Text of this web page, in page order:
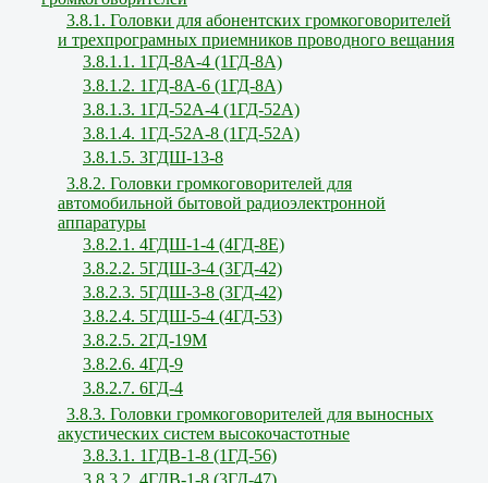
3.8.1. Головки для абонентских громкоговорителей
и трехпрограмных приемников проводного вещания
3.8.1.1. 1ГД-8А-4 (1ГД-8А)
3.8.1.2. 1ГД-8А-6 (1ГД-8А)
3.8.1.3. 1ГД-52А-4 (1ГД-52А)
3.8.1.4. 1ГД-52А-8 (1ГД-52А)
3.8.1.5. 3ГДШ-13-8
3.8.2. Головки громкоговорителей для
автомобильной бытовой радиоэлектронной
аппаратуры
3.8.2.1. 4ГДШ-1-4 (4ГД-8Е)
3.8.2.2. 5ГДШ-3-4 (3ГД-42)
3.8.2.3. 5ГДШ-3-8 (3ГД-42)
3.8.2.4. 5ГДШ-5-4 (4ГД-53)
3.8.2.5. 2ГД-19М
3.8.2.6. 4ГД-9
3.8.2.7. 6ГД-4
3.8.3. Головки громкоговорителей для выносных
акустических систем высокочастотные
3.8.3.1. 1ГДВ-1-8 (1ГД-56)